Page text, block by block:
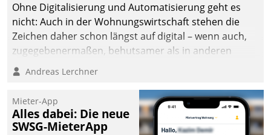
Ohne Digitalisierung und Automatisierung geht es
nicht: Auch in der Wohnungswirtschaft stehen die
Zeichen daher schon längst auf digital – wenn auch,
zugegebenermaßen, behutsamer als in anderen
Branchen.
Andreas Lerchner
Mieter-App
Alles dabei: Die neue
SWSG-MieterApp